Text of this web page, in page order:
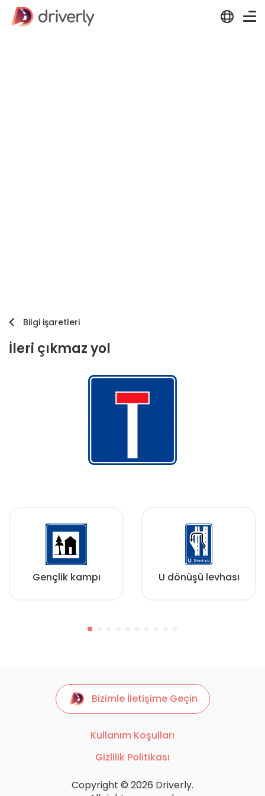
Bilgi işaretleri
İleri çıkmaz yol
Gençlik kampı U dönüşü levhası
Bizimle İletişime Geçin
Kullanım Koşulları
Gizlilik Politikası
Copyright © 2026 Driverly.